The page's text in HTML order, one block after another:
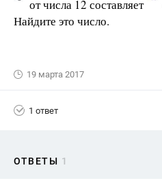
от числа 12 составляет
Найдите это число.
19 марта 2017
1 ответ
ОТВЕТЫ 1